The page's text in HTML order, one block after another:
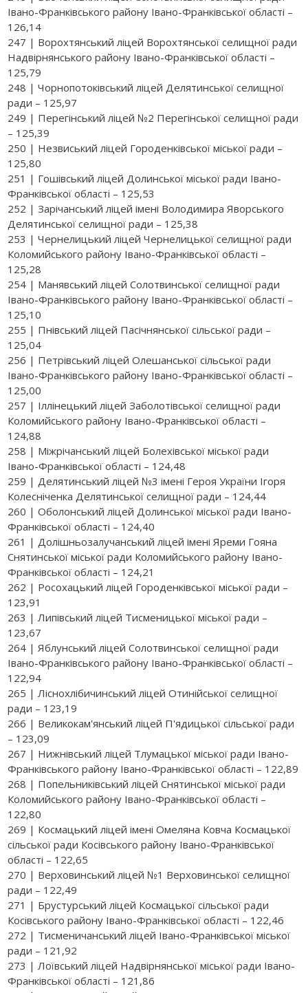
Івано-Франківського району Івано-Франківської області –
126,14
247 | Ворохтянський ліцей Ворохтянської селищної ради
Надвірнянського району Івано-Франківської області –
125,79
248 | Чорнопотоківський ліцей Делятинської селищної
ради – 125,97
249 | Перегінський ліцей №2 Перегінської селищної ради
– 125,39
250 | Незвиський ліцей Городенківської міської ради –
125,80
251 | Гошівський ліцей Долинської міської ради Івано-
Франківської області – 125,53
252 | Зарічанський ліцей імені Володимира Яворського
Делятинської селищної ради – 125,38
253 | Чернелицький ліцей Чернелицької селищної ради
Коломийського району Івано-Франківської області –
125,28
254 | Манявський ліцей Солотвинської селищної ради
Івано-Франківського району Івано-Франківської області –
125,10
255 | Пнівський ліцей Пасічнянської сільської ради –
125,04
256 | Петрівський ліцей Олешанської сільської ради
Івано-Франківського району Івано-Франківської області –
125,00
257 | Іллінецький ліцей Заболотівської селищної ради
Коломийського району Івано-Франківської області –
124,88
258 | Міжрічанський ліцей Болехівської міської ради
Івано-Франківської області – 124,48
259 | Делятинський ліцей №3 імені Героя України Ігоря
Колесніченка Делятинської селищної ради – 124,44
260 | Оболонський ліцей Долинської міської ради Івано-
Франківської області – 124,40
261 | Долішньозалучанський ліцей імені Яреми Гояна
Снятинської міської ради Коломийського району Івано-
Франківської області – 124,21
262 | Росохацький ліцей Городенківської міської ради –
123,91
263 | Липівський ліцей Тисменицької міської ради –
123,67
264 | Яблунський ліцей Солотвинської селищної ради
Івано-Франківського району Івано-Франківської області –
122,94
265 | Ліснохлібичинський ліцей Отинійської селищної
ради – 123,19
266 | Великокам'янcький ліцей П'ядицької сільської ради
– 123,09
267 | Нижнівський ліцей Тлумацької міської ради Івано-
Франківського району Івано-Франківської області – 122,89
268 | Попельниківський ліцей Снятинської міської ради
Коломийського району Івано-Франківської області –
122,80
269 | Космацький ліцей імені Омеляна Ковча Космацької
сільської ради Косівського району Івано-Франківської
області – 122,65
270 | Верховинський ліцей №1 Верховинської селищної
ради – 122,49
271 | Брустурський ліцей Космацької сільської ради
Косівського району Івано-Франківської області – 122,46
272 | Тисменичанський ліцей Івано-Франківської міської
ради – 121,92
273 | Лоївський ліцей Надвірнянської міської ради Івано-
Франківської області – 121,86